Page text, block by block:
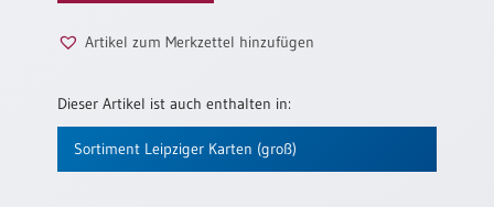
neutrale
Urkunden
Abendmahlszulassung
Artikel zum Merkzettel hinzufügen
Dieser Artikel ist auch enthalten in:
Sortiment Leipziger Karten (groß)